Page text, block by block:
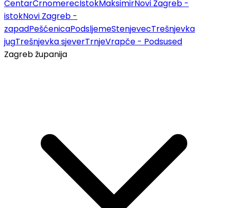
CentarČrnomerecIstokMaksimirNovi Zagreb -
istokNovi Zagreb -
zapadPešćenicaPodsljemeStenjevecTrešnjevka
jugTrešnjevka sjeverTrnjeVrapče - Podsused
Zagreb županija